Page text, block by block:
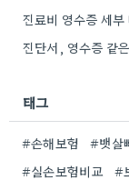
태그
#손해보험 #뱃살
#실손보험비교
#